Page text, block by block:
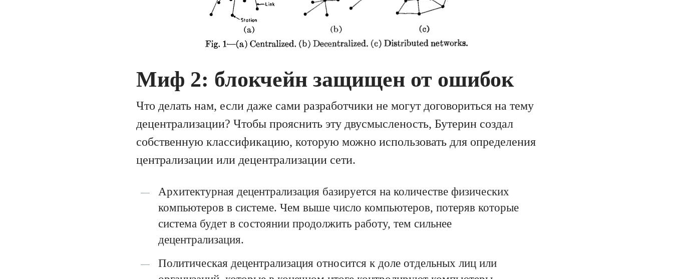
Миф 2: блокчейн защищен от ошибок
Что делать нам, если даже сами разработчики не могут договориться на тему
децентрализации? Чтобы прояснить эту двусмысленость, Бутерин создал
собственную классификацию, которую можно использовать для определения
централизации или децентрализации сети.
Архитектурная децентрализация базируется на количестве физических
компьютеров в системе. Чем выше число компьютеров, потеряв которые
система будет в состоянии продолжить работу, тем сильнее
децентрализация.
Политическая децентрализация относится к доле отдельных лиц или